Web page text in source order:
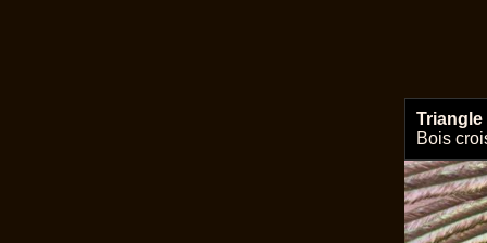
Triangle
Bois